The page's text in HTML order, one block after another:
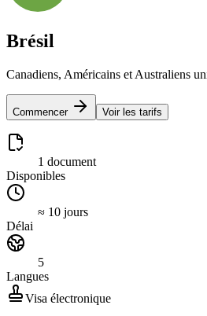
Brésil
Canadiens, Américains et Australiens
Commencer Voir les tarifs
1 document
Disponibles
≈ 10 jours
Délai
5
Langues
Visa électronique